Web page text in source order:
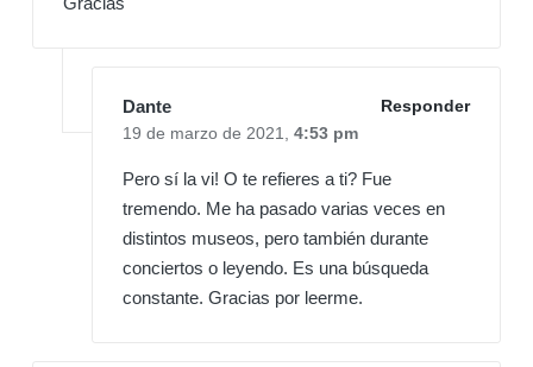
Dante
Responder
19 de marzo de 2021, 4:53 pm
Pero sí la vi! O te refieres a ti? Fue
tremendo. Me ha pasado varias veces en
distintos museos, pero también durante
conciertos o leyendo. Es una búsqueda
constante. Gracias por leerme.